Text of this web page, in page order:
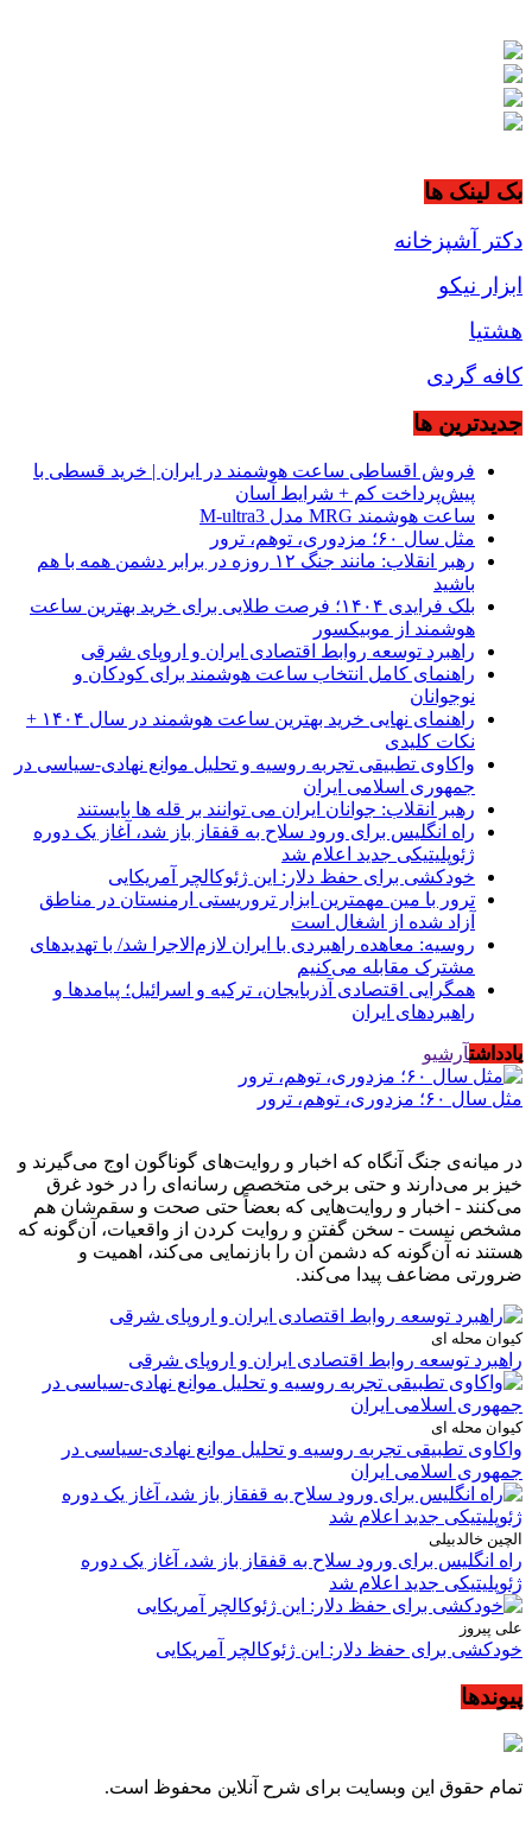
بک لینک ها
دکتر آشپزخانه
ابزار نیکو
هشتیا
کافه گردی
جديدترين ها
فروش اقساطی ساعت هوشمند در ایران | خرید قسطی با
پیش‌پرداخت کم + شرایط آسان
ساعت هوشمند MRG مدل M-ultra3
مثل سال ۶۰؛ مزدوری، توهم، ترور
رهبر انقلاب: مانند جنگ ۱۲ روزه در برابر دشمن همه با هم
باشید
بلک فرایدی ۱۴۰۴؛ فرصت طلایی برای خرید بهترین ساعت
هوشمند از موبیکسور
راهبرد توسعه روابط اقتصادی ایران و اروپای شرقی
راهنمای کامل انتخاب ساعت هوشمند برای کودکان و
نوجوانان
راهنمای نهایی خرید بهترین ساعت هوشمند در سال ۱۴۰۴ +
نکات کلیدی
واکاوی تطبیقی تجربه روسیه و تحلیل موانع نهادی-سیاسی در
جمهوری اسلامی ایران
رهبر انقلاب: جوانان ایران می توانند بر قله ها بایستند
راه انگلیس برای ورود سلاح به قفقاز باز شد، آغاز یک دوره
ژئوپلیتیکی جدید اعلام شد
خودکشی برای حفظ دلار: این ژئوکالچر آمریکایی
ترور با مین مهمترین ابزار تروریستی ارمنستان در مناطق
آزاد شده از اشغال است
روسیه: معاهده راهبردی با ایران لازم‌الاجرا شد/ با تهدیدهای
مشترک مقابله می‌کنیم
همگرایی اقتصادی آذربایجان، ترکیه و اسرائیل؛ پیامدها و
راهبردهای ایران
یادداشتآرشیو
مثل سال ۶۰؛ مزدوری، توهم، ترور
در میانه‌ی جنگ آنگاه که اخبار و روایت‌های گوناگون اوج می‌گیرند و
خیز بر می‌دارند و حتی برخی متخصص رسانه‌ای را در خود غرق
می‌کنند - اخبار و روایت‌هایی که بعضاً حتی صحت و سقم‌شان هم
مشخص نیست - سخن گفتن و روایت کردن از واقعیات، آن‌گونه که
هستند نه آن‌گونه که دشمن آن را بازنمایی می‌کند، اهمیت و
ضرورتی مضاعف پیدا می‌کند.
کیوان محله ای
راهبرد توسعه روابط اقتصادی ایران و اروپای شرقی
کیوان محله ای
واکاوی تطبیقی تجربه روسیه و تحلیل موانع نهادی-سیاسی در
جمهوری اسلامی ایران
الچین خالدبیلی
راه انگلیس برای ورود سلاح به قفقاز باز شد، آغاز یک دوره
ژئوپلیتیکی جدید اعلام شد
علی پیروز
خودکشی برای حفظ دلار: این ژئوکالچر آمریکایی
پیوندها
تمام حقوق این وبسایت برای شرح آنلاین محفوظ است.